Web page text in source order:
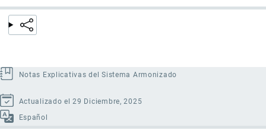
Notas Explicativas del Sistema Armonizado
Actualizado el 29 Diciembre, 2025
Español